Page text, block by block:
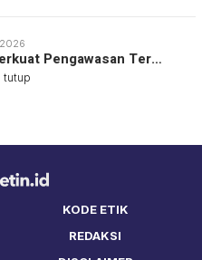
Pengawasan Ter…
KODE ETIK
REDAKSI
tutup